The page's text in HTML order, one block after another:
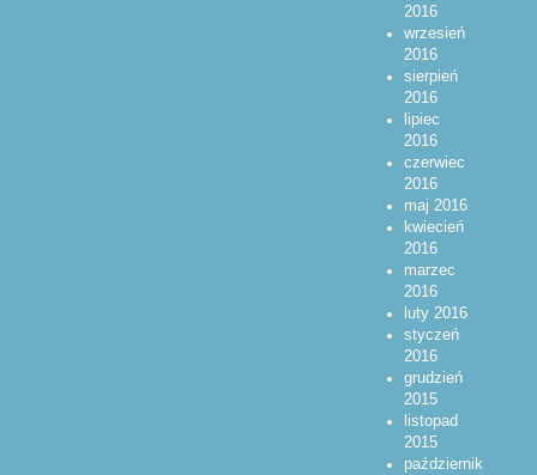
2016
wrzesień
2016
sierpień
2016
lipiec
2016
czerwiec
2016
maj 2016
kwiecień
2016
marzec
2016
luty 2016
styczeń
2016
grudzień
2015
listopad
2015
październik